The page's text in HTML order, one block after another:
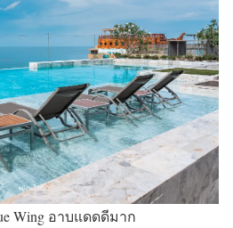
Wing อาบแดดดีมาก